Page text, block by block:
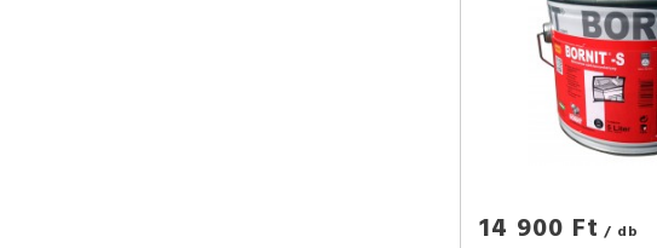
14 900 Ft / db